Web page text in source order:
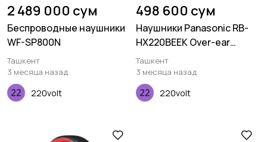
2 489 000 сум
Беспроводные наушники
WF-SP800N
Ташкент
3 месяца назад
220volt
498 600 сум
Наушники Panasonic RB-
HX220BEEK Over-ear
Wireless Mic Black
Ташкент
3 месяца назад
220volt